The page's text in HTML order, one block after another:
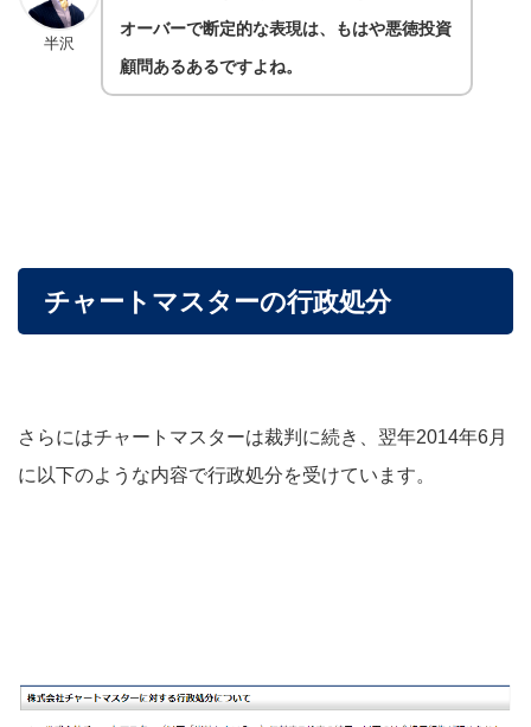
半沢
オーバーで断定的な表現は、もはや悪徳投資
顧問あるあるですよね。
チャートマスターの行政処分
さらにはチャートマスターは裁判に続き、翌年2014年6月
に以下のような内容で行政処分を受けています。